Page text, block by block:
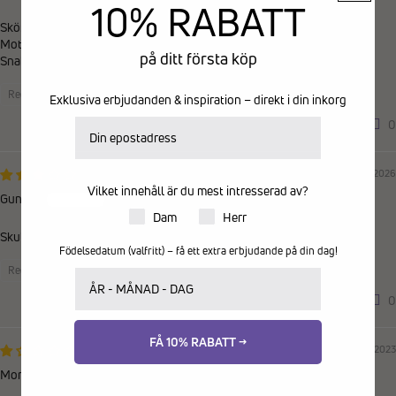
Sköna och följsamma
Motsvarade mina förväntningar.
Snabb leverans
Recensioner samlade från en annan provider
0
11/03/2026
Gunvor
Skulle vara breda, men jag tyckte inte att det stämde
Recensioner samlade via butiksinvitation
0
20/11/2023
Monica
10% RABATT
på ditt första köp
Exklusiva erbjudanden & inspiration – direkt i din inkorg
Vilket innehåll är du mest intresserad av?
Produkter för dam eller herr
Dam Herr
Födelsedatum (valfritt) – få ett extra erbjudande på din dag!
FÅ 10% RABATT →